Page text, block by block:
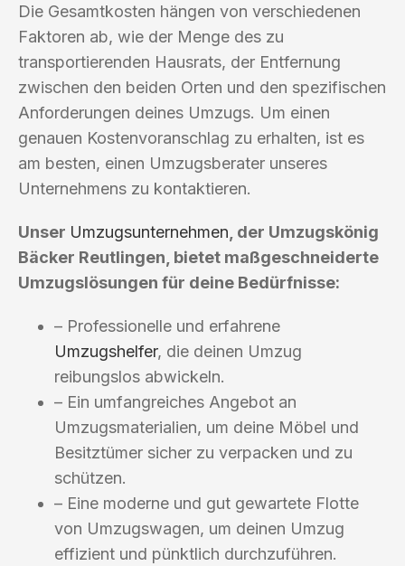
Die Gesamtkosten hängen von verschiedenen
Faktoren ab, wie der Menge des zu
transportierenden Hausrats, der Entfernung
zwischen den beiden Orten und den spezifischen
Anforderungen deines Umzugs. Um einen
genauen Kostenvoranschlag zu erhalten, ist es
am besten, einen Umzugsberater unseres
Unternehmens zu kontaktieren.
Unser Umzugsunternehmen , der Umzugskönig
Bäcker Reutlingen, bietet maßgeschneiderte
Umzugslösungen für deine Bedürfnisse:
– Professionelle und erfahrene
Umzugshelfer, die deinen Umzug
reibungslos abwickeln.
– Ein umfangreiches Angebot an
Umzugsmaterialien, um deine Möbel und
Besitztümer sicher zu verpacken und zu
schützen.
– Eine moderne und gut gewartete Flotte
von Umzugswagen, um deinen Umzug
effizient und pünktlich durchzuführen.